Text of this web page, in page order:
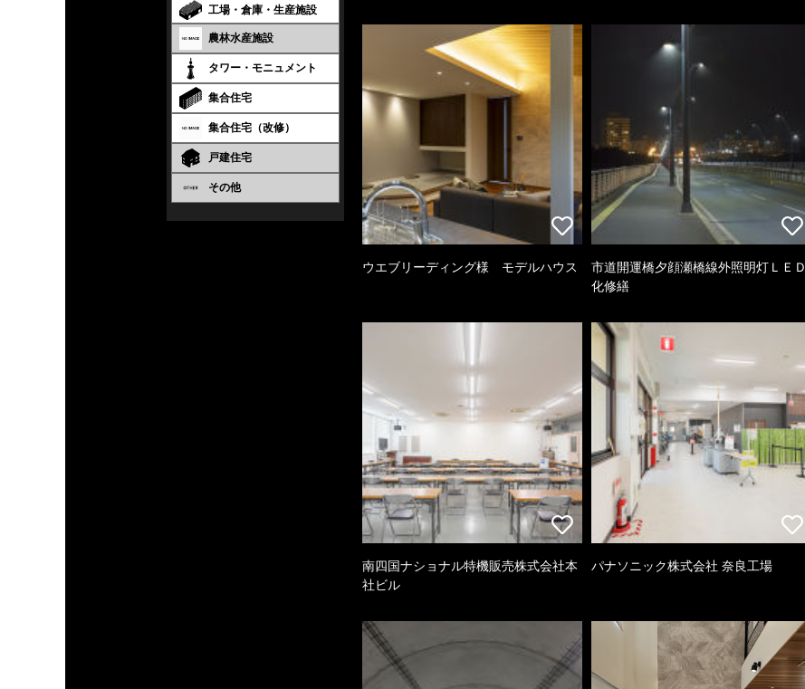
工場・倉庫・生産施設
農林水産施設
タワー・モニュメント
集合住宅
集合住宅（改修）
戸建住宅
その他
ウエブリーディング様 モデルハウス
市道開運橋夕顔瀬橋線外照明灯ＬＥＤ
化修繕
南四国ナショナル特機販売株式会社本
社ビル
パナソニック株式会社 奈良工場